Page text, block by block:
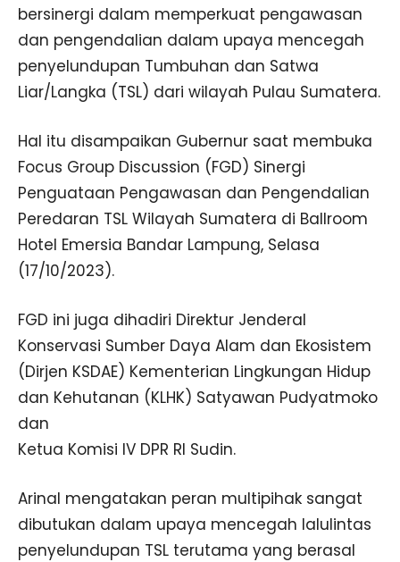
bersinergi dalam memperkuat pengawasan
dan pengendalian dalam upaya mencegah
penyelundupan Tumbuhan dan Satwa
Liar/Langka (TSL) dari wilayah Pulau Sumatera.
Hal itu disampaikan Gubernur saat membuka
Focus Group Discussion (FGD) Sinergi
Penguataan Pengawasan dan Pengendalian
Peredaran TSL Wilayah Sumatera di Ballroom
Hotel Emersia Bandar Lampung, Selasa
(17/10/2023).
FGD ini juga dihadiri Direktur Jenderal
Konservasi Sumber Daya Alam dan Ekosistem
(Dirjen KSDAE) Kementerian Lingkungan Hidup
dan Kehutanan (KLHK) Satyawan Pudyatmoko
dan
Ketua Komisi IV DPR RI Sudin.
Arinal mengatakan peran multipihak sangat
dibutukan dalam upaya mencegah lalulintas
penyelundupan TSL terutama yang berasal